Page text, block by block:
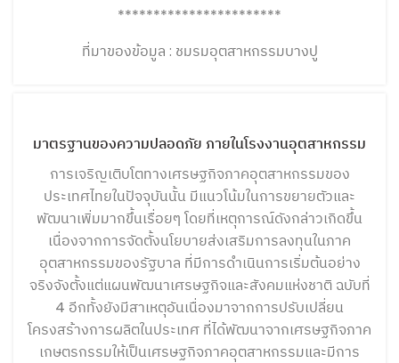
***********************
ที่มาของข้อมูล : ชมรมอุตสาหกรรมบางปู
มาตรฐานของความปลอดภัย ภายในโรงงานอุตสาหกรรม
การเจริญเติบโตทางเศรษฐกิจภาคอุตสาหกรรมของ
ประเทศไทยในปัจจุบันนั้น มีแนวโน้มในการขยายตัวและ
พัฒนาเพิ่มมากขึ้นเรื่อยๆ โดยที่เหตุการณ์ดังกล่าวเกิดขึ้น
เนื่องจากการจัดตั้งนโยบายส่งเสริมการลงทุนในภาค
อุตสาหกรรมของรัฐบาล ที่มีการดำเนินการเริ่มต้นอย่าง
จริงจังตั้งแต่แผนพัฒนาเศรษฐกิจและสังคมแห่งชาติ ฉบับที่
4 อีกทั้งยังมีสาเหตุอันเนื่องมาจากการปรับเปลี่ยน
โครงสร้างการผลิตในประเทศ ที่ได้พัฒนาจากเศรษฐกิจภาค
เกษตรกรรมให้เป็นเศรษฐกิจภาคอุตสาหกรรมและมีการ